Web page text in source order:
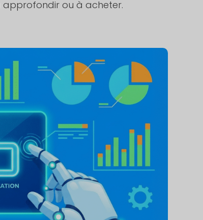
ou à acheter.